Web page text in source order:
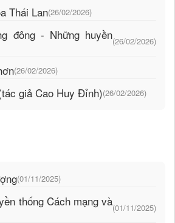
Thái Lan(26/02/2026)
đông - Những huyền(26/02/2026)
(26/02/2026)
giả Cao Huy Đỉnh)(26/02/2026)
(01/11/2025)
thống Cách mạng và(01/11/2025)